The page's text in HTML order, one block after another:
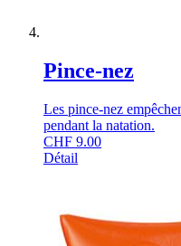
Pince-nez
Les pince-nez
pendant la natation.
CHF 9.00
Détail